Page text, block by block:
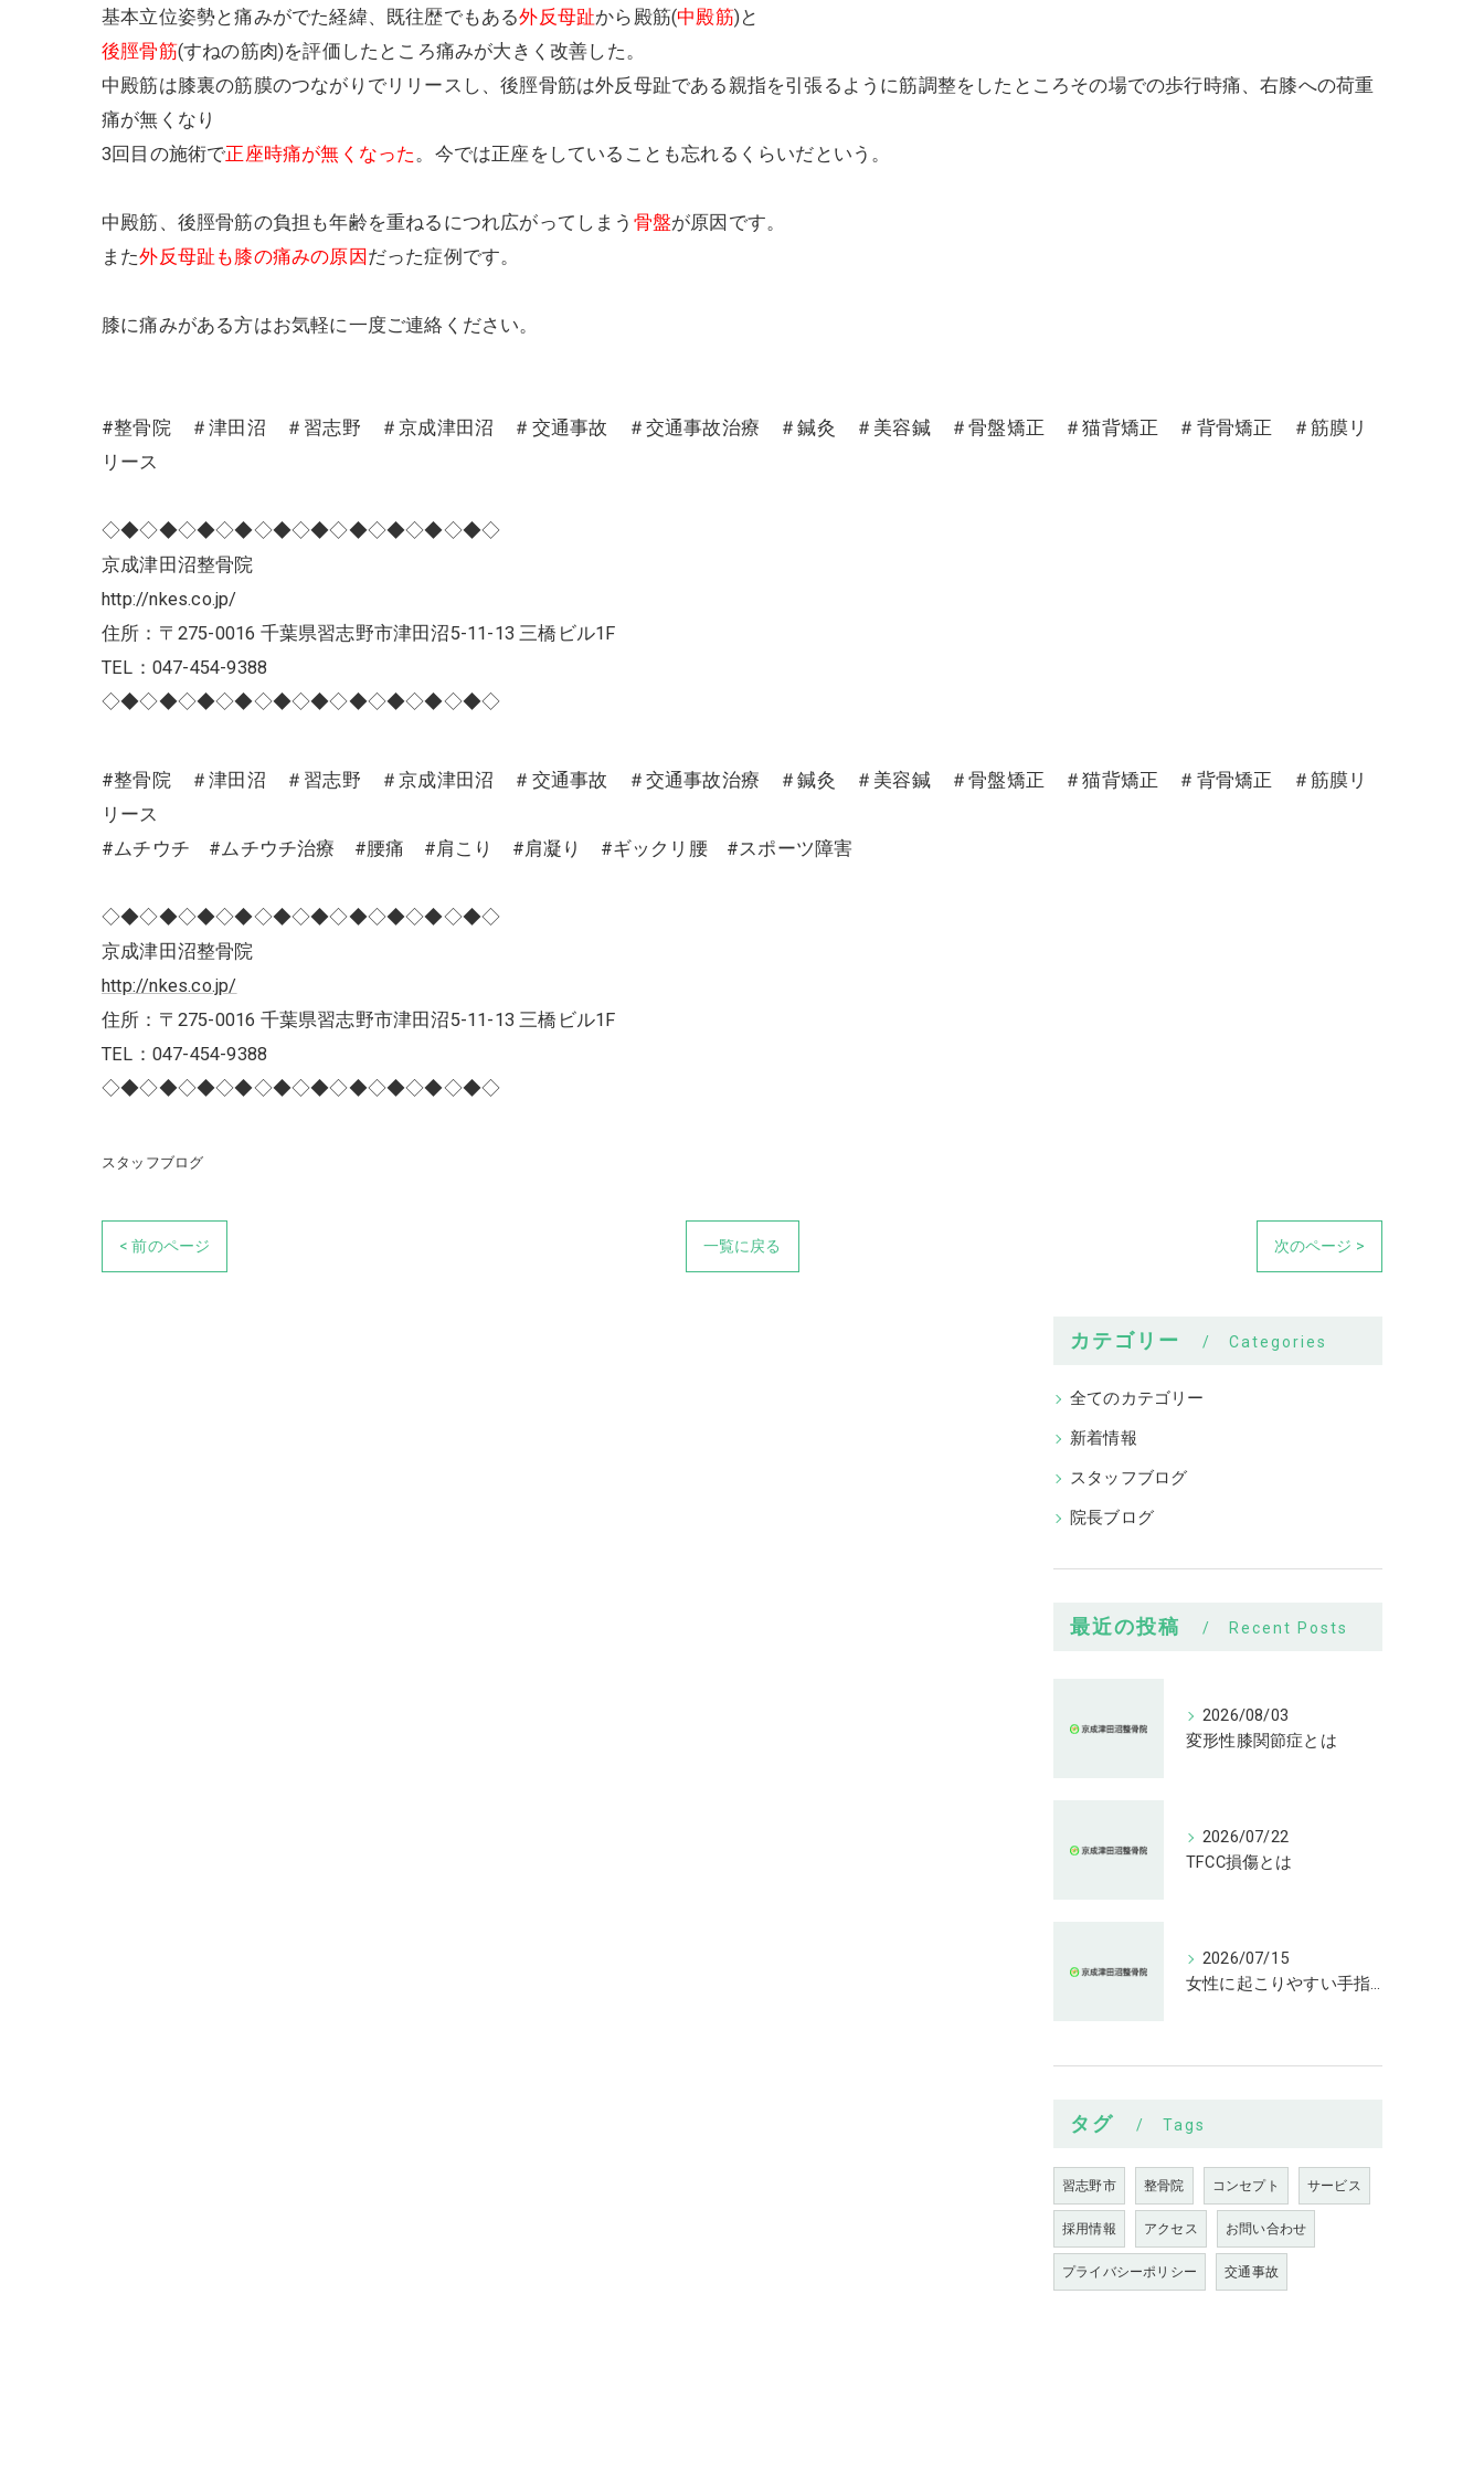
基本立位姿勢と痛みがでた経緯、既往歴でもある外反母趾から殿筋(中殿筋)と
後脛骨筋(すねの筋肉)を評価したところ痛みが大きく改善した。
中殿筋は膝裏の筋膜のつながりでリリースし、後脛骨筋は外反母趾である親指を引張るように筋調整をしたところその場での歩行時痛、右膝への荷重
痛が無くなり
3回目の施術で正座時痛が無くなった。今では正座をしていることも忘れるくらいだという。
中殿筋、後脛骨筋の負担も年齢を重ねるにつれ広がってしまう 骨盤が原因です。
また外反母趾も膝の痛みの原因 だった症例です。
膝に痛みがある方はお気軽に一度ご連絡ください。
#整骨院 ＃津田沼 ＃習志野 ＃京成津田沼 ＃交通事故 ＃交通事故治療 ＃鍼灸 ＃美容鍼 ＃骨盤矯正 ＃猫背矯正 ＃背骨矯正 ＃筋膜リ
リース
◇◆◇◆◇◆◇◆◇◆◇◆◇◆◇◆◇◆◇◆◇
京成津田沼整骨院
http://nkes.co.jp/
住所：〒275-0016 千葉県習志野市津田沼5-11-13 三橋ビル1F
TEL：047-454-9388
◇◆◇◆◇◆◇◆◇◆◇◆◇◆◇◆◇◆◇◆◇
#整骨院 ＃津田沼 ＃習志野 ＃京成津田沼 ＃交通事故 ＃交通事故治療 ＃鍼灸 ＃美容鍼 ＃骨盤矯正 ＃猫背矯正 ＃背骨矯正 ＃筋膜リ
リース
#ムチウチ #ムチウチ治療 #腰痛 #肩こり #肩凝り #ギックリ腰 #スポーツ障害
◇◆◇◆◇◆◇◆◇◆◇◆◇◆◇◆◇◆◇◆◇
京成津田沼整骨院
http://nkes.co.jp/
住所：〒275-0016 千葉県習志野市津田沼5-11-13 三橋ビル1F
TEL：047-454-9388
◇◆◇◆◇◆◇◆◇◆◇◆◇◆◇◆◇◆◇◆◇
スタッフブログ
< 前のページ 一覧に戻る 次のページ >
カテゴリー Categories
全てのカテゴリー
新着情報
スタッフブログ
院長ブログ
最近の投稿 Recent Posts
2026/08/03
変形性膝関節症とは
2026/07/22
TFCC損傷とは
2026/07/15
女性に起こりやすい手指の変形とは
タグ Tags
習志野市 整骨院 コンセプト サービス
採用情報 アクセス お問い合わせ
プライバシーポリシー 交通事故